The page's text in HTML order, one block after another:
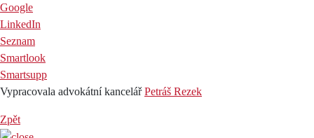
Google
LinkedIn
Seznam
Smartlook
Smartsupp
Vypracovala advokátní kancelářPetráš Rezek
Zpět